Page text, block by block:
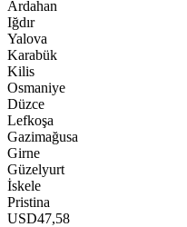
Ardahan
Iğdır
Yalova
Karabük
Kilis
Osmaniye
Düzce
Lefkoşa
Gazimağusa
Girne
Güzelyurt
İskele
Pristina
USD47,58